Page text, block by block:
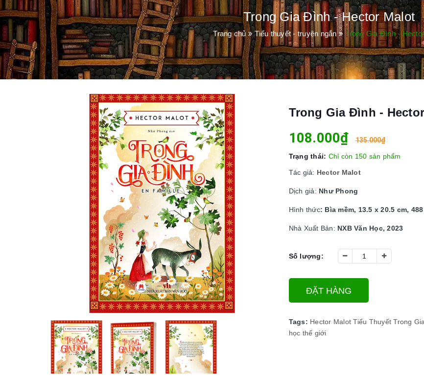
Trong Gia Đình - Hector Malot
Trang chủ Tiểu thuyết - truyện ngắn Trong Gia Đình -
Trong Gia Đình -
108.000₫ 135.000₫
Trạng thái: Chỉ còn 150 sản phẩm
Tác giả: Hector Malot
Dịch giả: Như Phong
Hình thức: Bìa mềm, 13.5 x 20.5 cm,
Nhà Xuất Bản: NXB Văn Học, 2023
Số lượng:
ĐẶT HÀNG
Tags: Hector Malot Tiểu Thuyết Trong
học thế giới